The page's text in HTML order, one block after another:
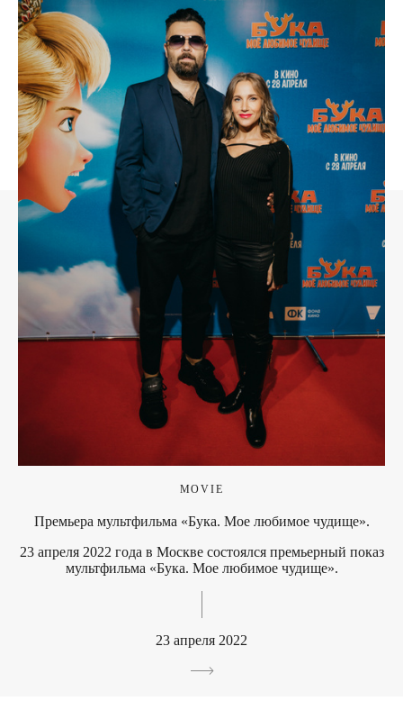
MOVIE
Премьера мультфильма «Бука. Мое любимое чудище».
23 апреля 2022 года в Москве состоялся премьерный показ
мультфильма «Бука. Мое любимое чудище».
23 апреля 2022